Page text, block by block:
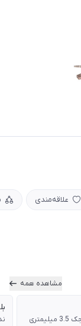
علاقه‌مندی
مشاهده همه